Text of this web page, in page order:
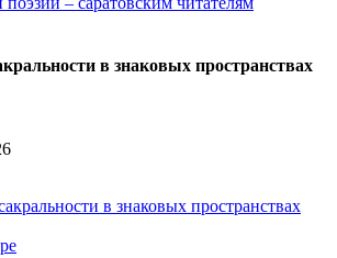
в знаковых пространствах